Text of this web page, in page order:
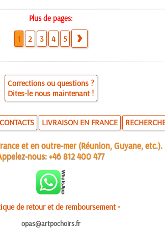
Plus de pages:
1 2 3 4 5
Corrections ou questions ?
Dites-le nous maintenant !
CONTACTS LIVRAISON EN FRANCE
et en outre-mer (Réunion, Guyane, etc.).
nous:+46 812 400 477
de retour et de remboursement •
opas@artpochoirs.fr